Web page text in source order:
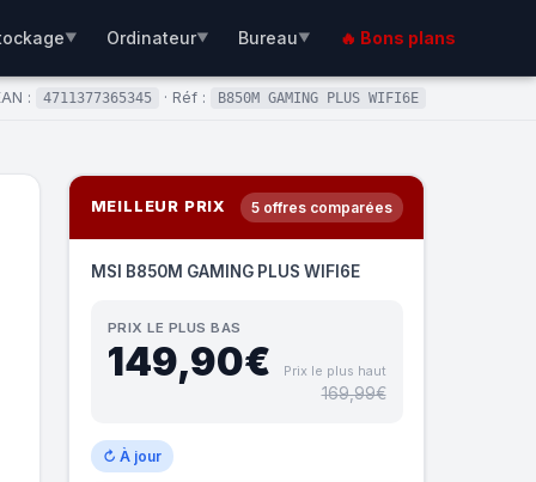
▼ Ordinateur▼ Bureau▼ 🔥 Bons plans
: 4711377365345 · Réf : B850M GAMING PLUS WIFI6E
MEILLEUR PRIX 5 offres comparées
MSI B850M GAMING PLUS WIFI6E
PRIX LE PLUS BAS
149,90€ Prix le plus haut
169,99€
↻ À jour